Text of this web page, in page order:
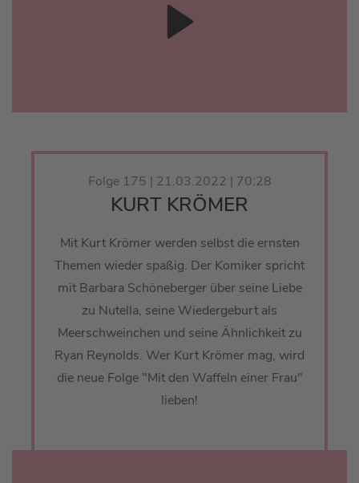
Folge 175 | 21.03.2022 | 70:28
KURT KRÖMER
Mit Kurt Krömer werden selbst die ernsten
Themen wieder spaßig. Der Komiker spricht
mit Barbara Schöneberger über seine Liebe
zu Nutella, seine Wiedergeburt als
Meerschweinchen und seine Ähnlichkeit zu
Ryan Reynolds. Wer Kurt Krömer mag, wird
die neue Folge "Mit den Waffeln einer Frau"
lieben!